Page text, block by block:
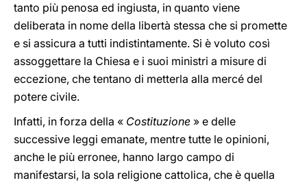
tanto più penosa ed ingiusta, in quanto viene
deliberata in nome della libertà stessa che si promette
e si assicura a tutti indistintamente. Si è voluto così
assoggettare la Chiesa e i suoi ministri a misure di
eccezione, che tentano di metterla alla mercé del
potere civile.
Infatti, in forza della « Costituzione » e delle
successive leggi emanate, mentre tutte le opinioni,
anche le più erronee, hanno largo campo di
manifestarsi, la sola religione cattolica, che è quella